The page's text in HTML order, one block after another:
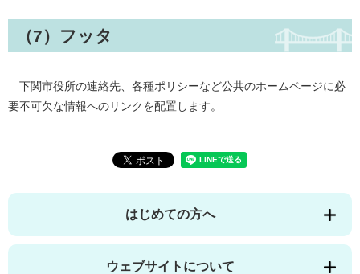
（7）フッタ
下関市役所の連絡先、各種ポリシーなど公共のホームページに必
要不可欠な情報へのリンクを配置します。
はじめての方へ
ウェブサイトについて